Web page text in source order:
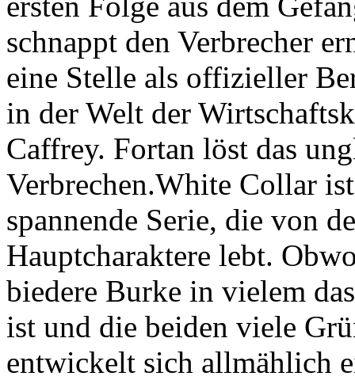
schnappt den Verbrecher
eine Stelle als offizieller
in der Welt der
Caffrey. Fortan löst das
Verbrechen.White Collar
spannende Serie, die von
Hauptcharaktere lebt.
biedere Burke in vielem
ist und die beiden viele
entwickelt sich allmählich